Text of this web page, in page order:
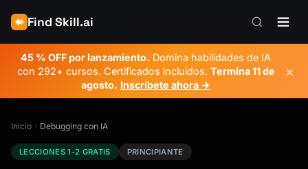
Find Skill.ai
45 % OFF por lanzamiento. Domina habilidades de IA
con 292+ cursos. Certificados incluidos. Termina11 de
agosto. Inscríbete ahora →
×
Inicio Debugging con IA
LECCIONES 1-2 GRATIS PRINCIPIANTE